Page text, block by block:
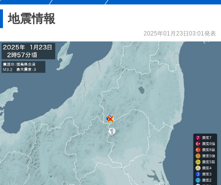
地震情報
2025年01月23日03:01発表